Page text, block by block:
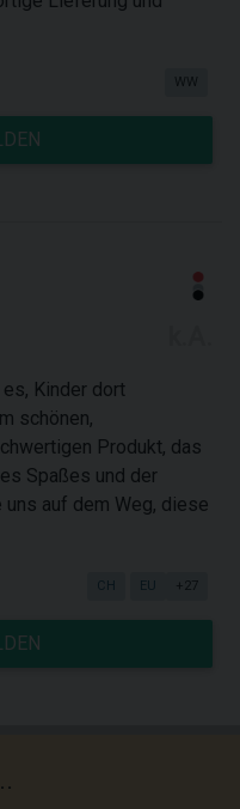
WW
Kinder dort
schönen,
Produkt, das
Spaßes und der
auf dem Weg, diese
CH EU +27